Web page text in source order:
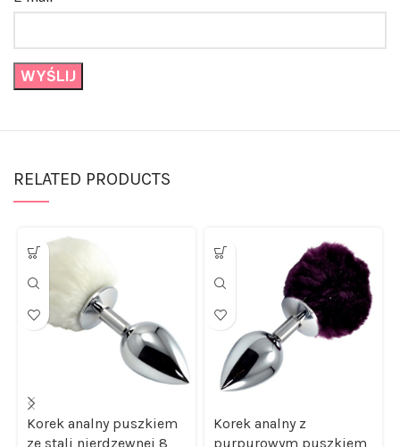
RELATED PRODUCTS
Korek analny puszkiem
ze stali nierdzewnej 8
Korek analny z
purpurowym puszkiem